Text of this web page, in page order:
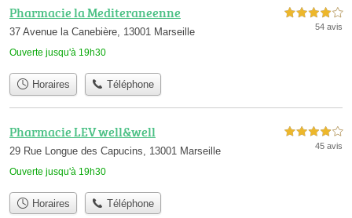
Pharmacie la Mediteraneenne
37 Avenue la Canebière, 13001 Marseille
Ouverte jusqu'à 19h30
4,0 étoiles sur 5
54 avis
Horaires Téléphone
Pharmacie LEV well&well
29 Rue Longue des Capucins, 13001 Marseille
Ouverte jusqu'à 19h30
4,0 étoiles sur 5
45 avis
Horaires Téléphone